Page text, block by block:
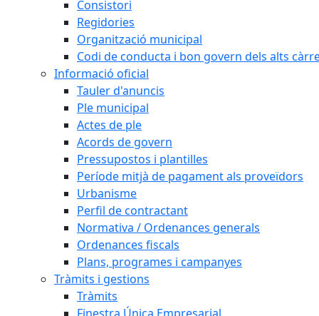
Consistori
Regidories
Organització municipal
Codi de conducta i bon govern dels alts
Informació oficial
Tauler d'anuncis
Ple municipal
Actes de ple
Acords de govern
Pressupostos i plantilles
Període mitjà de pagament als proveïdors
Urbanisme
Perfil de contractant
Normativa / Ordenances generals
Ordenances fiscals
Plans, programes i campanyes
Tràmits i gestions
Tràmits